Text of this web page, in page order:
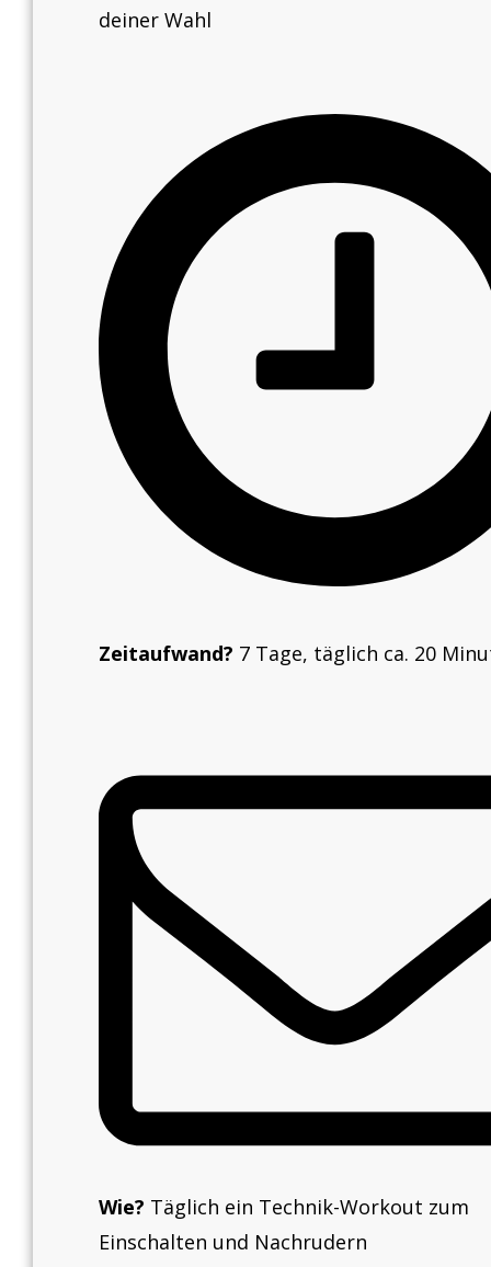
deiner Wahl
Zeitaufwand? 7 Tage, täglich ca. 20
Wie? Täglich ein Technik-Workout zum
Einschalten und Nachrudern